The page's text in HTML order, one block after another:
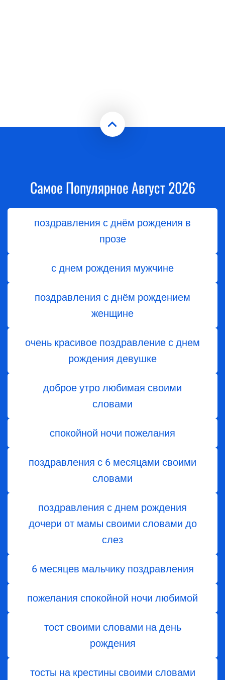
Самое Популярное Август 2026
поздравления с днём рождения в
прозе
с днем рождения мужчине
поздравления с днём рождением
женщине
очень красивое поздравление с днем
рождения девушке
доброе утро любимая своими
словами
спокойной ночи пожелания
поздравления с 6 месяцами своими
словами
поздравления с днем ​​рождения
дочери от мамы своими словами до
слез
6 месяцев мальчику поздравления
пожелания спокойной ночи любимой
тост своими словами на день
рождения
тосты на крестины своими словами